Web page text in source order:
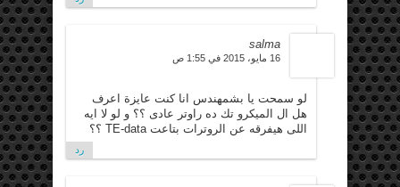
salma
16 مايو، 2015 في 1:55 ص
لو سمحت يا بشمهندس انا كنت عايزة اعرف
هل ال الميكرو تك ده راوتر عادى ؟؟ و لو لا ايه
اللى هيفرقه عن الروترات بتاعت TE-data ؟؟
رد